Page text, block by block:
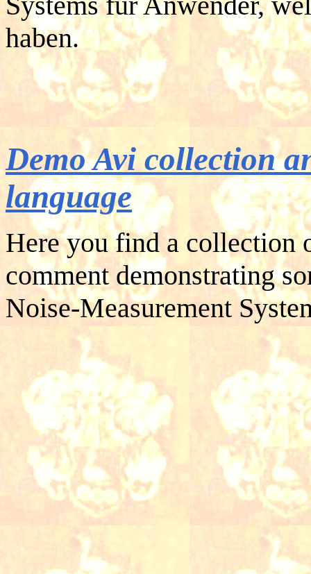
haben.
DemoAvi collection
language
Here you find a collection
comment demonstrating
Noise-Measurement